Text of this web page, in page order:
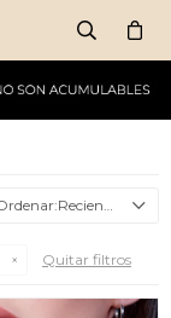
Recientes
Quitar filtros